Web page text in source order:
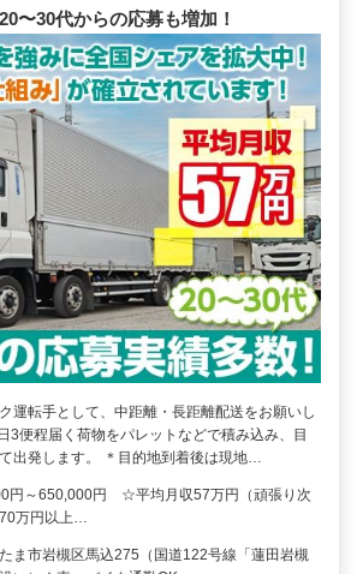
〜30代からの応募も増加！
運転手として、中距離・長距離配送をお願いし
3便程届く荷物をパレットなどで積み込み、目
出発します。 ＊目的地到着後は現地…
円～650,000円 ☆平均月収57万円（頑張り次
万円以上…
ま市岩槻区馬込275（国道122号線「蓮田岩槻